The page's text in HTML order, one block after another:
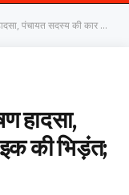
की कार से बाइक की भिड़ंत; युवक की मौत
हादसा,
की भिड़ंत;